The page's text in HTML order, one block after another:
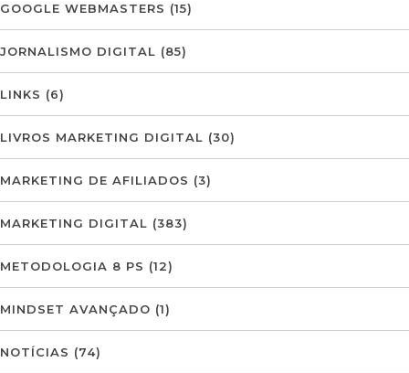
GOOGLE WEBMASTERS (15)
JORNALISMO DIGITAL (85)
LINKS (6)
LIVROS MARKETING DIGITAL (30)
MARKETING DE AFILIADOS (3)
MARKETING DIGITAL (383)
METODOLOGIA 8 PS (12)
MINDSET AVANÇADO (1)
NOTÍCIAS (74)